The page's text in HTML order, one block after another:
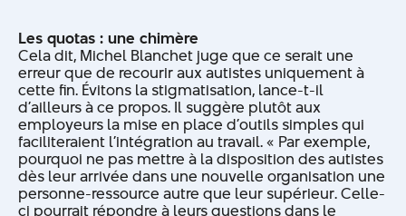
Les quotas : une chimère
Cela dit, Michel Blanchet juge que ce serait une
erreur que de recourir aux autistes uniquement à
cette fin. Évitons la stigmatisation, lance-t-il
d’ailleurs à ce propos. Il suggère plutôt aux
employeurs la mise en place d’outils simples qui
faciliteraient l’intégration au travail. « Par exemple,
pourquoi ne pas mettre à la disposition des autistes
dès leur arrivée dans une nouvelle organisation une
personne-ressource autre que leur supérieur. Celle-
ci pourrait répondre à leurs questions dans le